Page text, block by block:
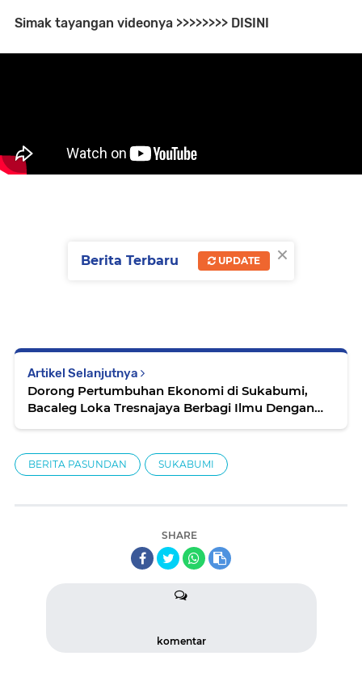
Simak tayangan videonya >>>>>>>> DISINI
Artikel Selanjutnya
Dorong Pertumbuhan Ekonomi di Sukabumi,
Bacaleg Loka Tresnajaya Berbagi Ilmu Dengan
BERITA PASUNDAN SUKABUMI
SHARE
komentar
×
Berita Terbaru UPDATE